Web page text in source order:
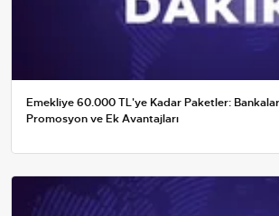
Emekliye 60.000 TL'ye Kadar Paketler:
Promosyon ve Ek Avantajları